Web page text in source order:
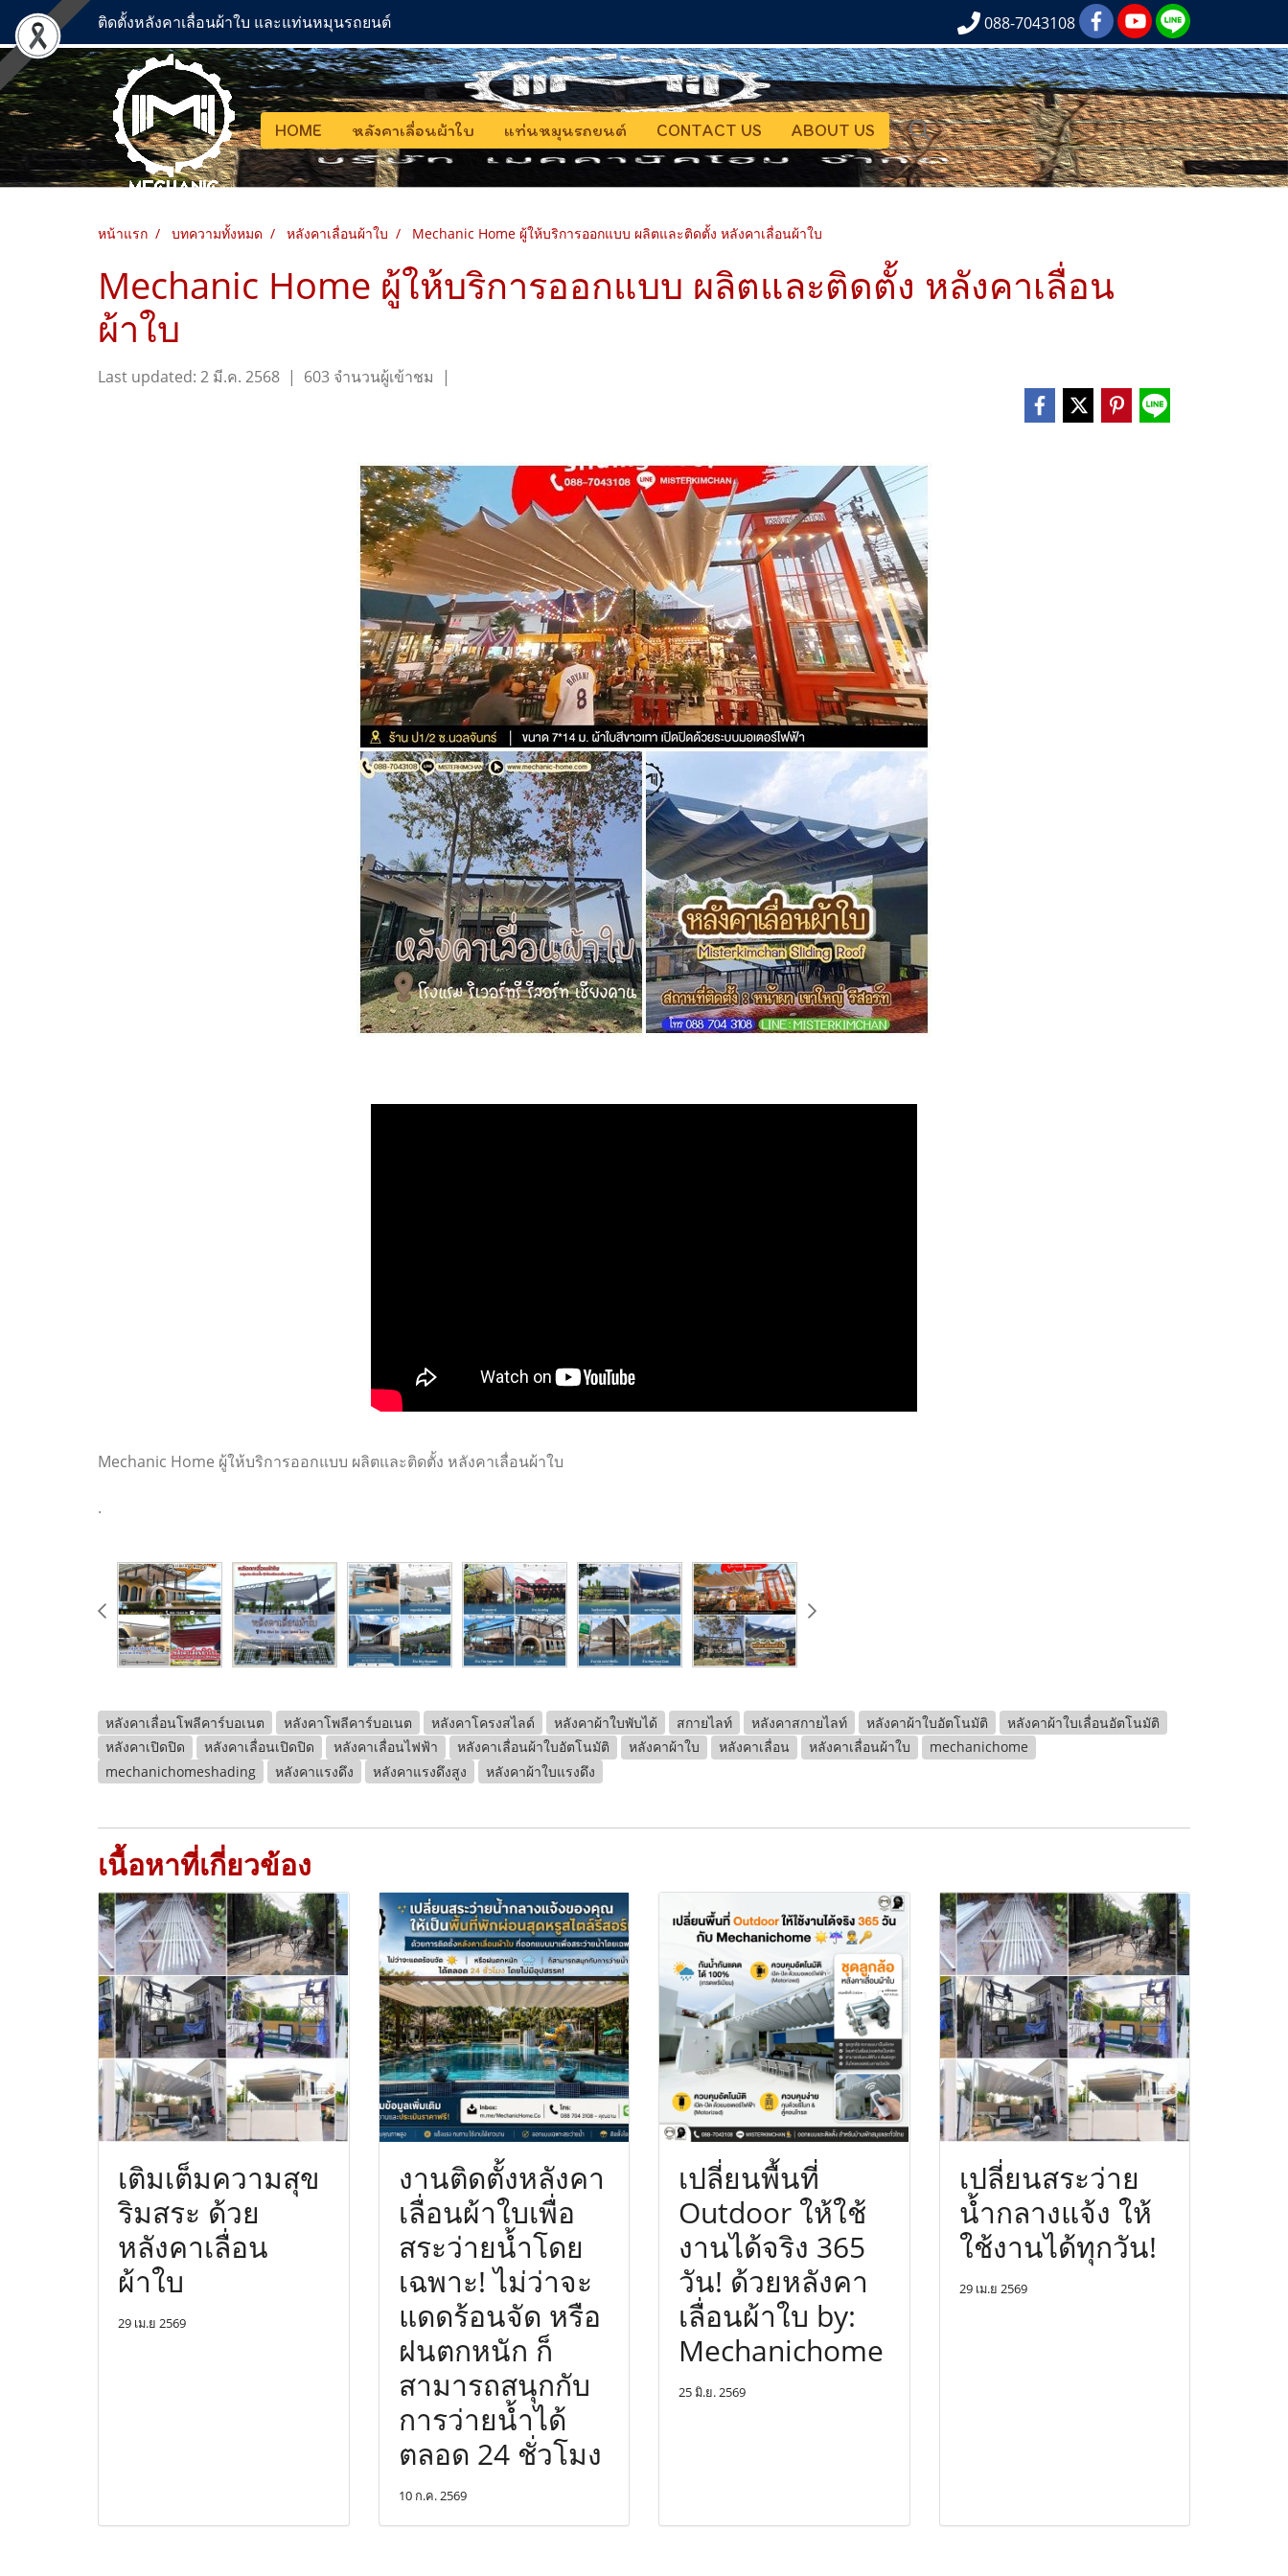
ติดตั้งหลังคาเลื่อนผ้าใบ และแท่นหมุนรถยนต์ 088-7043108
HOME หลังคาเลื่อนผ้าใบ แท่นหมุนรถยนต์ CONTACT US ABOUT US
หน้าแรก บทความทั้งหมด หลังคาเลื่อนผ้าใบ Mechanic Home ผู้ให้บริการออกแบบ ผลิตและติดตั้ง หลังคาเลื่อนผ้าใบ
Mechanic Home ผู้ให้บริการออกแบบ ผลิตและติดตั้ง หลังคาเลื่อน
ผ้าใบ
Last updated: 2 มี.ค. 2568 | 603 จำนวนผู้เข้าชม |
Mechanic Home ผู้ให้บริการออกแบบ ผลิตและติดตั้ง หลังคาเลื่อนผ้าใบ
.
หลังคาเลื่อนโพลีคาร์บอเนต หลังคาโพลีคาร์บอเนต หลังคาโครงสไลด์ หลังคาผ้าใบพับได้ สกายไลท์ หลังคาสกายไลท์ หลังคาผ้าใบอัตโนมัติ
หลังคาผ้าใบเลื่อนอัตโนมัติ
หลังคาเปิดปิด
หลังคาเลื่อนเปิดปิด หลังคาเลื่อนไฟฟ้า หลังคาเลื่อนผ้าใบอัตโนมัติ หลังคาผ้าใบ หลังคาเลื่อน หลังคาเลื่อนผ้าใบ
mechanichome
mechanichomeshading
หลังคาแรงดึง หลังคาแรงดึงสูง หลังคาผ้าใบแรงดึง
เนื้อหาที่เกี่ยวข้อง
เติมเต็มความสุข
ริมสระ ด้วย
หลังคาเลื่อน
ผ้าใบ
29 เม.ย 2569
งานติดตั้งหลังคา
เลื่อนผ้าใบเพื่อ
สระว่ายน้ำโดย
เฉพาะ! ไม่ว่าจะ
แดดร้อนจัด หรือ
ฝนตกหนัก ก็
สามารถสนุกกับ
การว่ายน้ำได้
ตลอด 24 ชั่วโมง
10 ก.ค. 2569
เปลี่ยนพื้นที่
Outdoor ให้ใช้
งานได้จริง 365
วัน! ด้วยหลังคา
เลื่อนผ้าใบ by:
Mechanichome
25 มิ.ย. 2569
เปลี่ยนสระว่าย
น้ำกลางแจ้ง ให้
ใช้งานได้ทุกวัน!
29 เม.ย 2569